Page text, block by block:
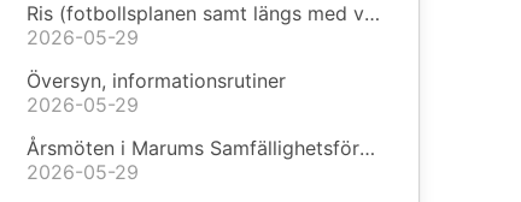
Ris (fotbollsplanen samt längs med vägarna)
2026-05-29
Översyn, informationsrutiner
2026-05-29
Årsmöten i Marums Samfällighetsförening & Söder-Marums Vägförening
2026-05-29